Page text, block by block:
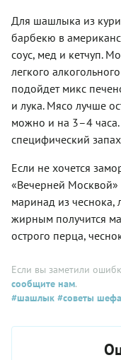
Для шашлыка из
барбекю в
соус, мед и кетчуп.
легкого
подойдет микс
и лука. Мясо лучше
можно и на 3–4 часа.
специфический
Если не хочется
«Вечерней Москвой»
маринад из чеснока,
жирным получится
острого перца,
Если вы заметили
сообщите нам.
#шашлык #советы шефа